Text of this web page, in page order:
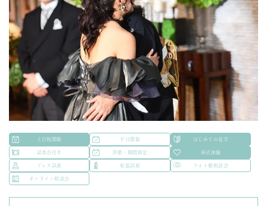
土日祝開催 平日開催 はじめての見学
試食会付き 季節・期間限定 挙式体験
ドレス試着 和装試着 フォト婚相談会
オンライン相談会